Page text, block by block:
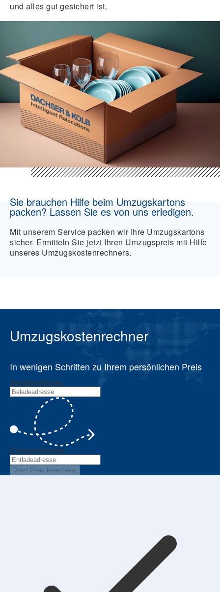
und alles gut gesichert ist.
Sie brauchen Hilfe beim Umzugskartons
packen? Lassen Sie es von uns erledigen.
Mit unserem Service packen wir Ihre Umzugskartons
sicher. Ermitteln Sie jetzt Ihren Umzugspreis mit Hilfe
unseres Umzugskostenrechners.
Umzugskostenrechner
In wenigen Schritten zu Ihrem persönlichen Preis
Beladeadresse
Entladeadresse
Jetzt Preis berechnen